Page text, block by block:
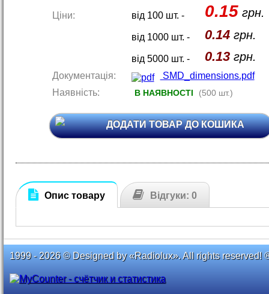
Ціни: від 100 шт. - 0.15 грн.
від 1000 шт. - 0.14грн.
від 5000 шт. - 0.13грн.
Документація:
SMD_dimensions.pdf
Наявність:
В НАЯВНОСТІ (500 шт.)
ДОДАТИ ТОВАР ДО КОШИКА
Опис товару Відгуки: 0
1999 - 2026 © Designed by «Radiolux». All rights reserved!